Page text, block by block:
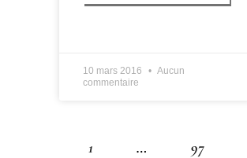
10 mars 2016
Aucun
commentaire
1 … 97